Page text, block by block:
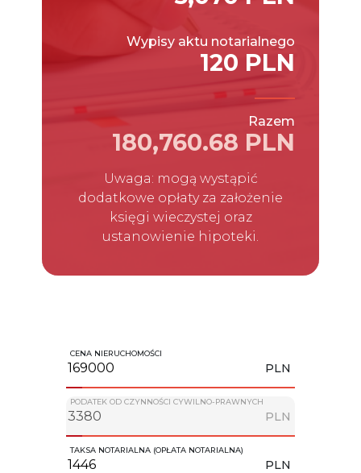
Wypisy aktu notarialnego
120 PLN
Razem
180,760.68 PLN
Uwaga: mogą wystąpić
dodatkowe opłaty za założenie
księgi wieczystej oraz
ustanowienie hipoteki.
CENA NIERUCHOMOŚCI
PLN
PODATEK OD CZYNNOŚCI CYWILNO-PRAWNYCH
PLN
TAKSA NOTARIALNA (OPŁATA NOTARIALNA)
PLN